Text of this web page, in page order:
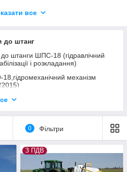
вирокистання і оптимального
та забезпечують тривалий
— значить підвищити якість
витрати ЗЗР на 20%.
ідеальну обробку до
все
до штанг
штанги ШПС-18 (гідравлічний
і розкладання)
механізм
(2015)
0 Фільтри
З ПДВ